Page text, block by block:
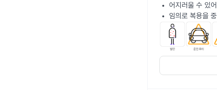
어지러울 수 있
임의로 복용을